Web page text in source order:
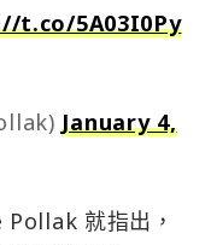
t.co/5A03I0Py
January 4,
就指出，